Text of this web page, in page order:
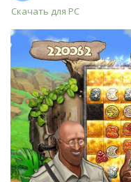
Скачать для PC